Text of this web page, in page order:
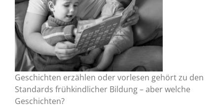
Geschichten erzählen oder vorlesen gehört zu den
Standards frühkindlicher Bildung – aber welche
Geschichten?